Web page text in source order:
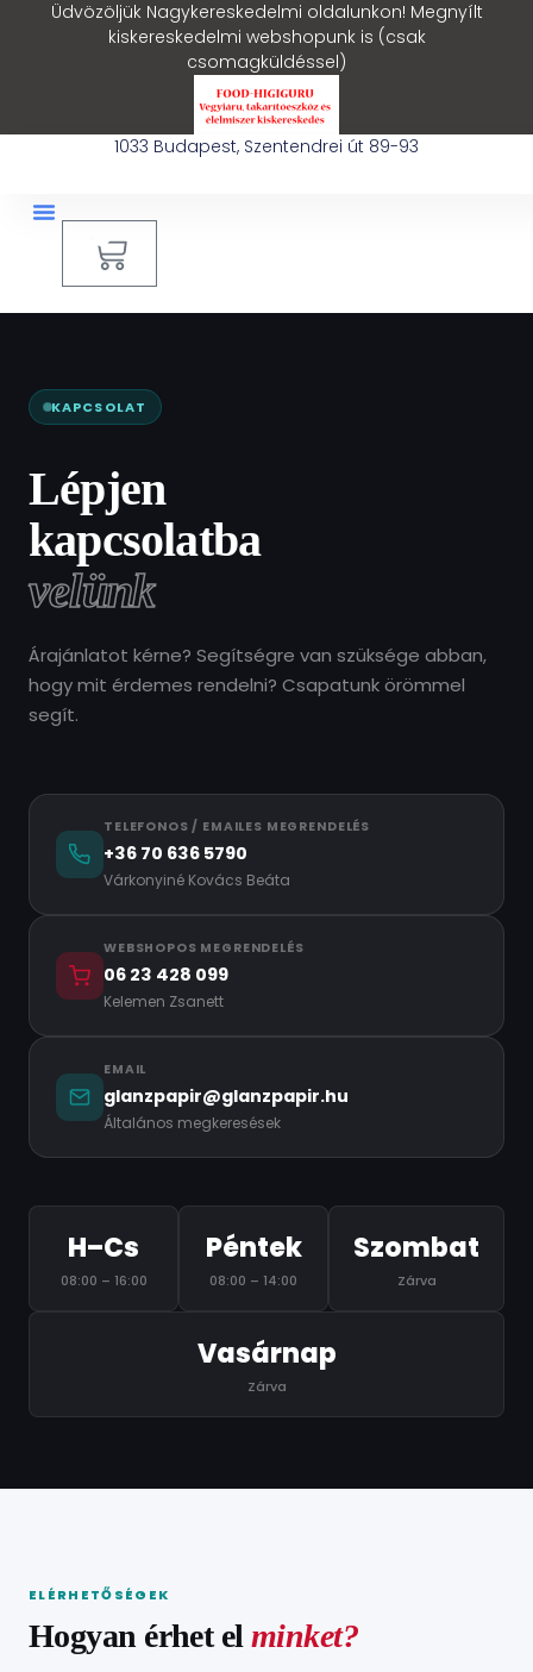
Üdvözöljük Nagykereskedelmi oldalunkon! Megnyílt
kiskereskedelmi webshopunk is (csak
csomagküldéssel)
1033 Budapest, Szentendrei út 89-93
KAPCSOLAT
Lépjen
kapcsolatba
velünk
Árajánlatot kérne? Segítségre van szüksége abban,
hogy mit érdemes rendelni? Csapatunk örömmel
segít.
TELEFONOS / EMAILES MEGRENDELÉS
+36 70 636 5790
Várkonyiné Kovács Beáta
WEBSHOPOS MEGRENDELÉS
06 23 428 099
Kelemen Zsanett
EMAIL
glanzpapir@glanzpapir.hu
Általános megkeresések
H–Cs
08:00 – 16:00
Péntek
08:00 – 14:00
Szombat
Zárva
Vasárnap
Zárva
ELÉRHETŐSÉGEK
Hogyan érhet elminket?